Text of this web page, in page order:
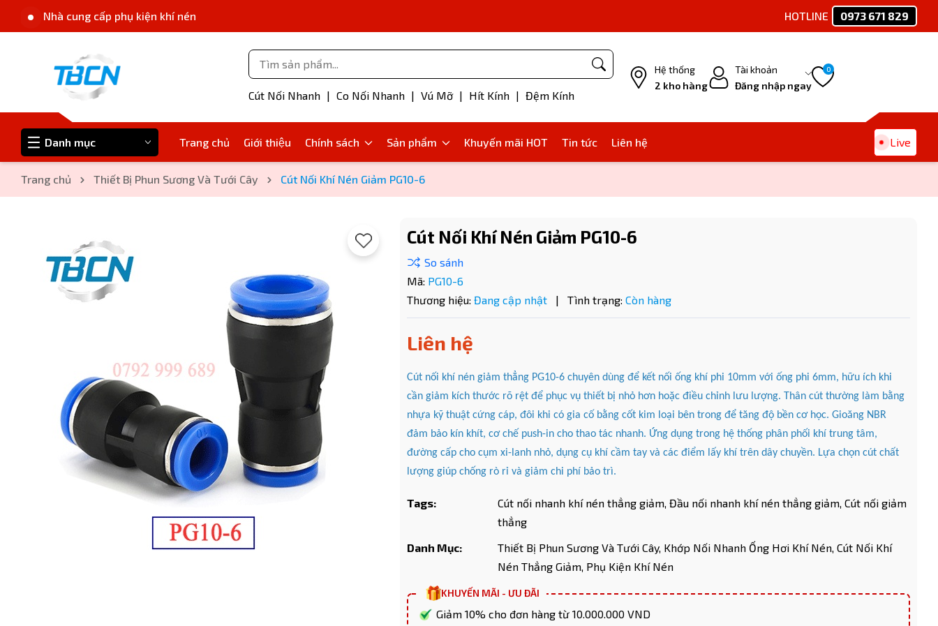
Nhà cung cấp phụ kiện khí nén HOTLINE 0973 671 829
Cút Nối Nhanh | Co Nối Nhanh | Vú Mỡ | Hít Kính | Đệm Kính
Hệ thống
2 kho hàng
Tài khoản
Đăng nhập ngay
0
Danh mục Trang chủ Giới thiệu Chính sách Sản phẩm Khuyến mãi HOT Tin tức Liên hệ Live
Trang chủ Thiết Bị Phun Sương Và Tưới Cây Cút Nối Khí Nén Giảm PG10-6
Cút Nối Khí Nén Giảm PG10-6
Mã: PG10-6
Thương hiệu: Đang cập nhật | Tình trạng: Còn hàng
Liên hệ
Cút nối khí nén giảm thẳng PG10-6 chuyên dùng để kết nối ống khí phi 10mm với ống phi 6mm, hữu ích khi
cần giảm kích thước rõ rệt để phục vụ thiết bị nhỏ hơn hoặc điều chỉnh lưu lượng. Thân cút thường làm bằng
nhựa kỹ thuật cứng cáp, đôi khi có gia cố bằng cốt kim loại bên trong để tăng độ bền cơ học. Gioăng NBR
đảm bảo kín khít, cơ chế push-in cho thao tác nhanh. Ứng dụng trong hệ thống phân phối khí trung tâm,
đường cấp cho cụm xi-lanh nhỏ, dụng cụ khí cầm tay và các điểm lấy khí trên dây chuyền. Lựa chọn cút chất
lượng giúp chống rò rỉ và giảm chi phí bảo trì.
Tags: Cút nối nhanh khí nén thẳng giảm, Đầu nối nhanh khí nén thẳng giảm, Cút nối giảm
thẳng
Danh Mục:
Thiết Bị Phun Sương Và Tưới Cây, Khớp Nối Nhanh Ống Hơi Khí Nén, Cút Nối Khí
Nén Thẳng Giảm, Phụ Kiện Khí Nén
KHUYẾN MÃI - ƯU ĐÃI
Giảm 10% cho đơn hàng từ 10.000.000 VND